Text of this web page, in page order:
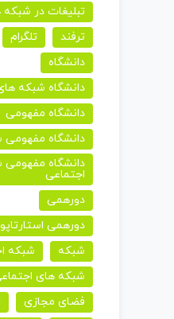
تبلیغات در
ترفند
تلگرام
دانشگاه
دانشگاه شبکه
دانشگاه مفهومی
دانشگاه مفهومی
دانشگاه
اجتماعی
دورهمی
دورهمی
شبکه
شبکه
شبکه های
فضای مجازی